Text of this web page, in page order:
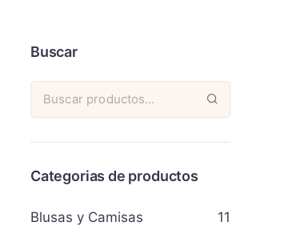
Buscar
Categorias de productos
Blusas y Camisas 11